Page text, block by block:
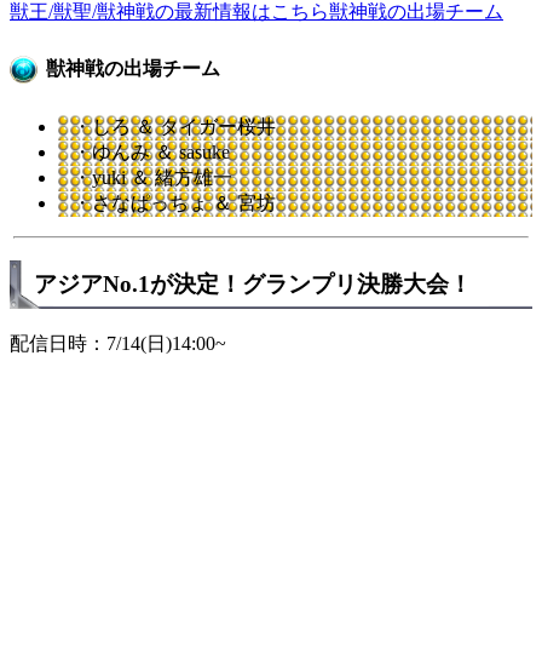
獣王/獣聖/獣神戦の最新情報はこちら獣神戦の出場チーム
獣神戦の出場チーム
・しろ ＆ タイガー桜井
・ゆんみ ＆ sasuke
・yuki ＆ 緒方雄一
・さなぱっちょ ＆ 宮坊
アジアNo.1が決定！グランプリ決勝大会！
配信日時：7/14(日)14:00~